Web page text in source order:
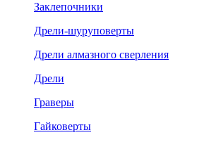
Заклепочники
Дрели-шуруповерты
Дрели алмазного сверления
Дрели
Граверы
Гайковерты